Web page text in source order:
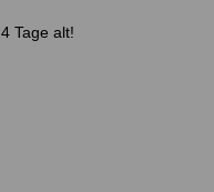
4 Tage alt!